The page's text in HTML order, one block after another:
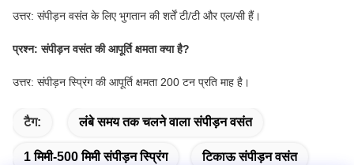
उत्तर: संपीड़न वसंत के लिए भुगतान की शर्तें टी/टी और एल/सी हैं।
प्रश्न: संपीड़न वसंत की आपूर्ति क्षमता क्या है?
उत्तर: संपीड़न स्प्रिंग की आपूर्ति क्षमता 200 टन प्रति माह है।
टैग: लंबे समय तक चलने वाला संपीड़न वसंत
1 मिमी-500 मिमी संपीड़न स्प्रिंग टिकाऊ संपीड़न वसंत